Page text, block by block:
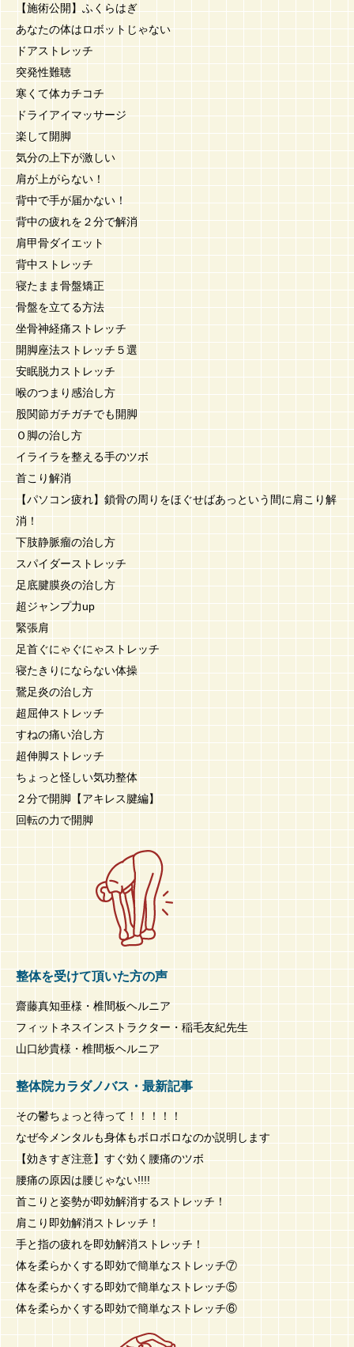
【施術公開】ふくらはぎ
あなたの体はロボットじゃない
ドアストレッチ
突発性難聴
寒くて体カチコチ
ドライアイマッサージ
楽して開脚
気分の上下が激しい
肩が上がらない！
背中で手が届かない！
背中の疲れを２分で解消
肩甲骨ダイエット
背中ストレッチ
寝たまま骨盤矯正
骨盤を立てる方法
坐骨神経痛ストレッチ
開脚座法ストレッチ５選
安眠脱力ストレッチ
喉のつまり感治し方
股関節ガチガチでも開脚
Ｏ脚の治し方
イライラを整える手のツボ
首こり解消
【パソコン疲れ】鎖骨の周りをほぐせばあっという間に肩こり解
消！
下肢静脈瘤の治し方
スパイダーストレッチ
足底腱膜炎の治し方
超ジャンプ力up
緊張肩
足首ぐにゃぐにゃストレッチ
寝たきりにならない体操
鵞足炎の治し方
超屈伸ストレッチ
すねの痛い治し方
超伸脚ストレッチ
ちょっと怪しい気功整体
２分で開脚【アキレス腱編】
回転の力で開脚
整体を受けて頂いた方の声
齋藤真知亜様・椎間板ヘルニア
フィットネスインストラクター・稲毛友紀先生
山口紗貴様・椎間板ヘルニア
整体院カラダノバス・最新記事
その鬱ちょっと待って！！！！！
なぜ今メンタルも身体もボロボロなのか説明します
【効きすぎ注意】すぐ効く腰痛のツボ
腰痛の原因は腰じゃない!!!!
首こりと姿勢が即効解消するストレッチ！
肩こり即効解消ストレッチ！
手と指の疲れを即効解消ストレッチ！
体を柔らかくする即効で簡単なストレッチ⑦
体を柔らかくする即効で簡単なストレッチ⑤
体を柔らかくする即効で簡単なストレッチ⑥